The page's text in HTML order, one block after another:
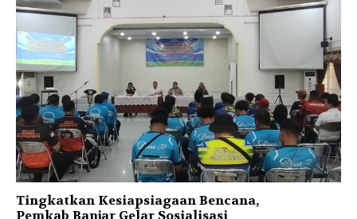
Tingkatkan Kesiapsiagaan Bencana,
Pemkab Banjar Gelar Sosialisasi